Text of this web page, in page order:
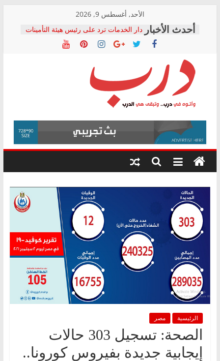
content
الأحد, أغسطس 9, 2026
دار الخدمات ترد على رئيس هيئة التأمينات
بعد مؤتمره الصحفي: إنكار الأزمة لا ينهي
معاناة أصحاب المعاشات.. ونطالب بكشف
فرحات سليمان يكتب: القطاع الصحي إلى
أين؟
حزب التحالف الشعبي يطلق لجنة “الحق
في الصحة” بالإسكندرية لرصد الانتهاكات
ودعم المرضى
الوزاري لمدينة الصحفيين.. وانتهاء أعمال
إنشاء المبنى الإداري
المجلس القومي لحقوق الإنسان يعلن
متابعة قضية الدكتور محمد زهران.. ويؤكد:
قرينة البراءة وضمانات المحاكمة العادلة
درب
وأتوه
درب..
وتبقى
هي
الرئيسية مصر
الصحة: تسجيل 303 حالات
إيجابية جديدة بفيروس كورونا..